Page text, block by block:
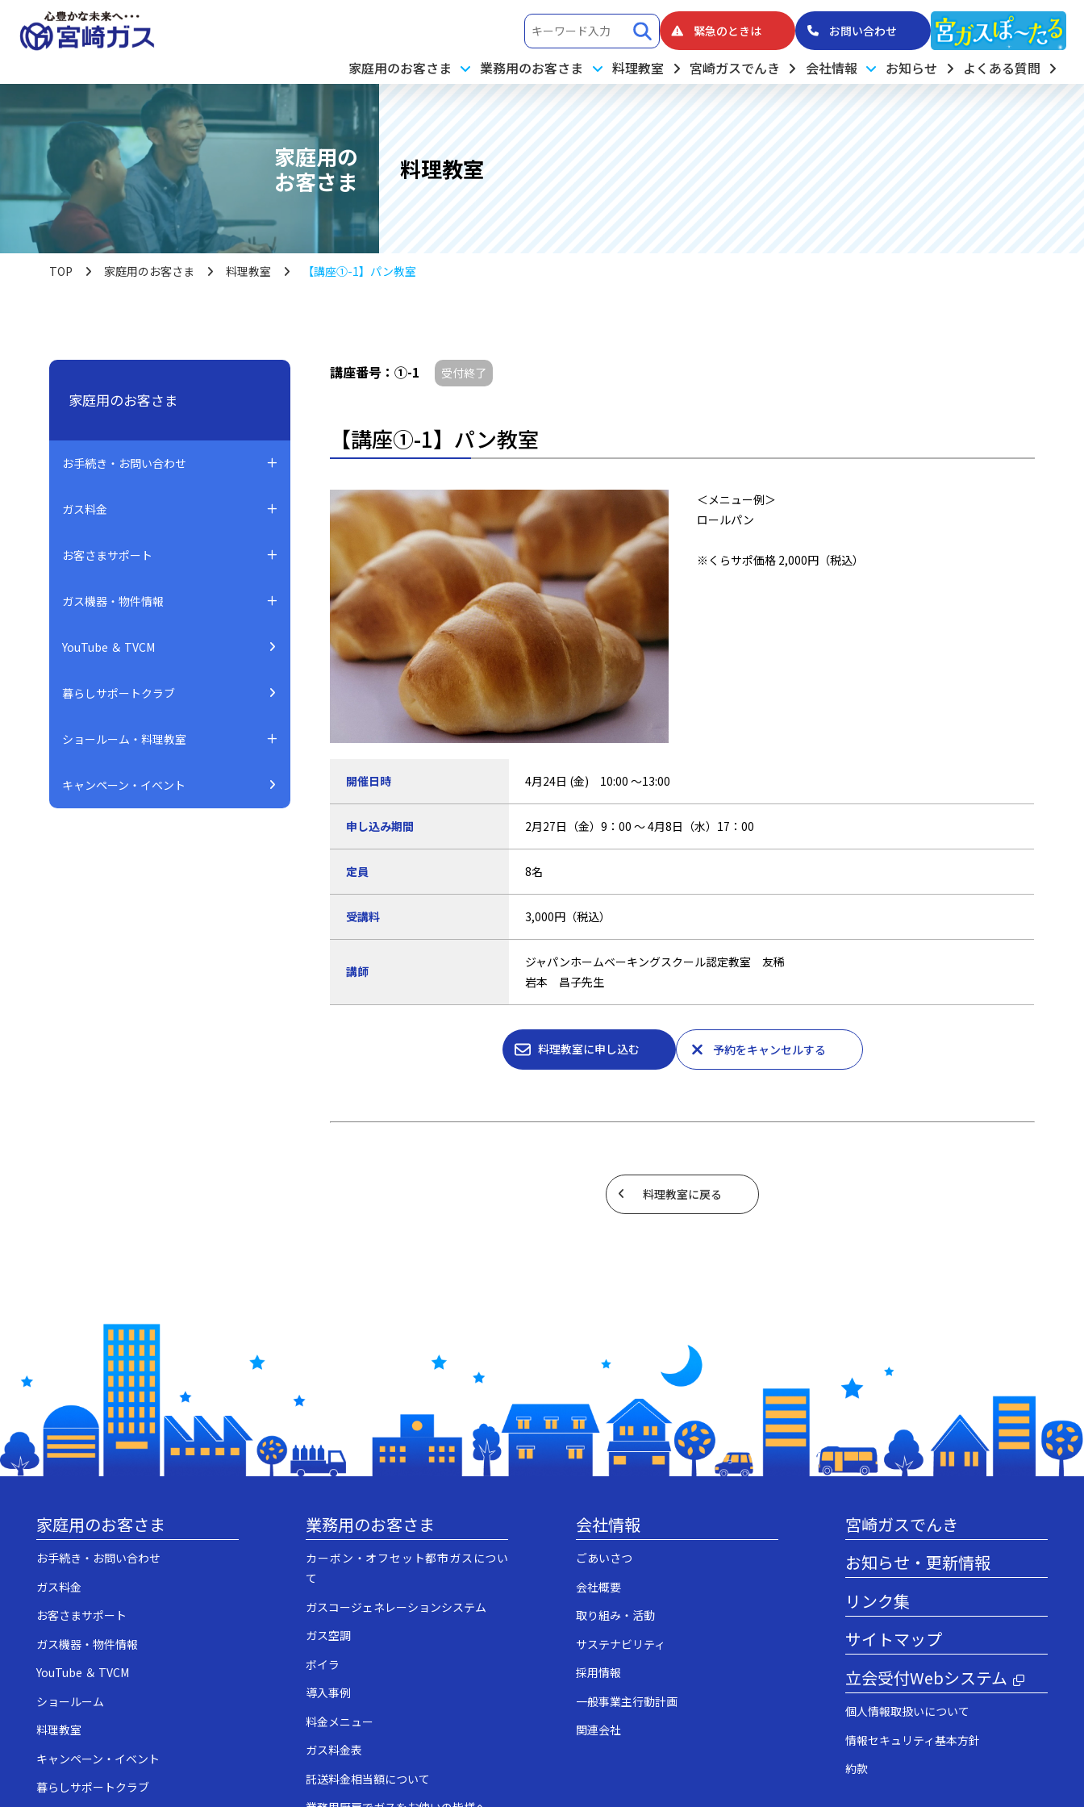
緊急のときは お問い合わせ
家庭用のお客さま 業務用のお客さま 料理教室 宮崎ガスでんき 会社情報 お知らせ よくある質問
家庭用の
お客さま
料理教室
TOP 家庭用のお客さま 料理教室 【講座①-1】パン教室
家庭用のお客さま
お手続き・お問い合わせ
ガス料金
お客さまサポート
ガス機器・物件情報
YouTube ＆ TVCM
暮らしサポートクラブ
ショールーム・料理教室
キャンペーン・イベント
講座番号：①-1 受付終了
【講座①-1】パン教室
＜メニュー例＞
ロールパン
※くらサポ価格 2,000円（税込）
開催日時 4月24日 (金) 10:00 ～13:00
申し込み期間 2月27日（金）9：00 ～ 4月8日（水）17：00
定員 8名
受講料 3,000円（税込）
講師
ジャパンホームベーキングスクール認定教室 友稀
岩本 昌子先生
料理教室に申し込む 予約をキャンセルする
料理教室に戻る
家庭用のお客さま
お手続き・お問い合わせ
ガス料金
お客さまサポート
ガス機器・物件情報
YouTube ＆ TVCM
ショールーム
料理教室
キャンペーン・イベント
暮らしサポートクラブ
業務用のお客さま
カーボン・オフセット都市ガスについ
て
ガスコージェネレーションシステム
ガス空調
ボイラ
導入事例
料金メニュー
ガス料金表
託送料金相当額について
会社情報
ごあいさつ
会社概要
取り組み・活動
サステナビリティ
採用情報
一般事業主行動計画
関連会社
宮崎ガスでんき
お知らせ・更新情報
リンク集
サイトマップ
立会受付Webシステム
個人情報取扱いについて
情報セキュリティ基本方針
約款